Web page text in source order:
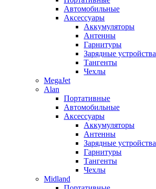
Автомобильные
Аксессуары
Аккумуляторы
Антенны
Гарнитуры
Зарядные устройства
Тангенты
Чехлы
MegaJet
Alan
Портативные
Автомобильные
Аксессуары
Аккумуляторы
Антенны
Зарядные устройства
Гарнитуры
Тангенты
Чехлы
Midland